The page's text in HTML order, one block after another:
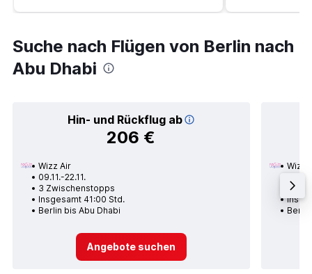
Suche nach Flügen von Berlin nach
Abu Dhabi
Hin- und Rückflug ab
206 €
Wizz Air
09.11.-22.11.
3 Zwischenstopps
Insgesamt 41:00 Std.
Berlin bis Abu Dhabi
Angebote suchen
Wizz
2